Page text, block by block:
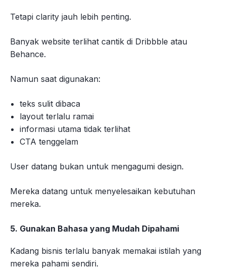
Tetapi clarity jauh lebih penting.
Banyak website terlihat cantik di Dribbble atau
Behance.
Namun saat digunakan:
teks sulit dibaca
layout terlalu ramai
informasi utama tidak terlihat
CTA tenggelam
User datang bukan untuk mengagumi design.
Mereka datang untuk menyelesaikan kebutuhan
mereka.
5. Gunakan Bahasa yang Mudah Dipahami
Kadang bisnis terlalu banyak memakai istilah yang
mereka pahami sendiri.